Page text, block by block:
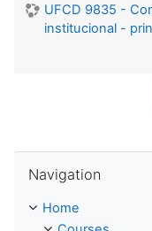
UFCD 9835 -
institucional -
Navigation
Home